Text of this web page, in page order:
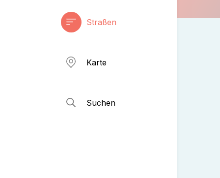
Straßen
Karte
Suchen